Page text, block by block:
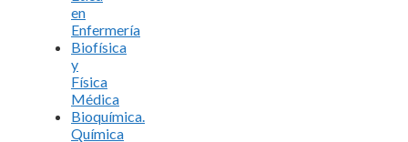
en
Enfermería
Biofísica
y
Física
Médica
Bioquímica.
Química